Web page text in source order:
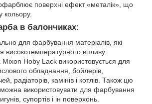
поверхні ефект «металік», що
кольору.
в балончиках:
для фарбування матеріалів, які
високотемпературного впливу.
Hoby Lack використовується для
обладнання, бойлерів,
радіаторів, камінів і котлів. Також цю
використовувати для фарбування
супортів і ін поверхонь.